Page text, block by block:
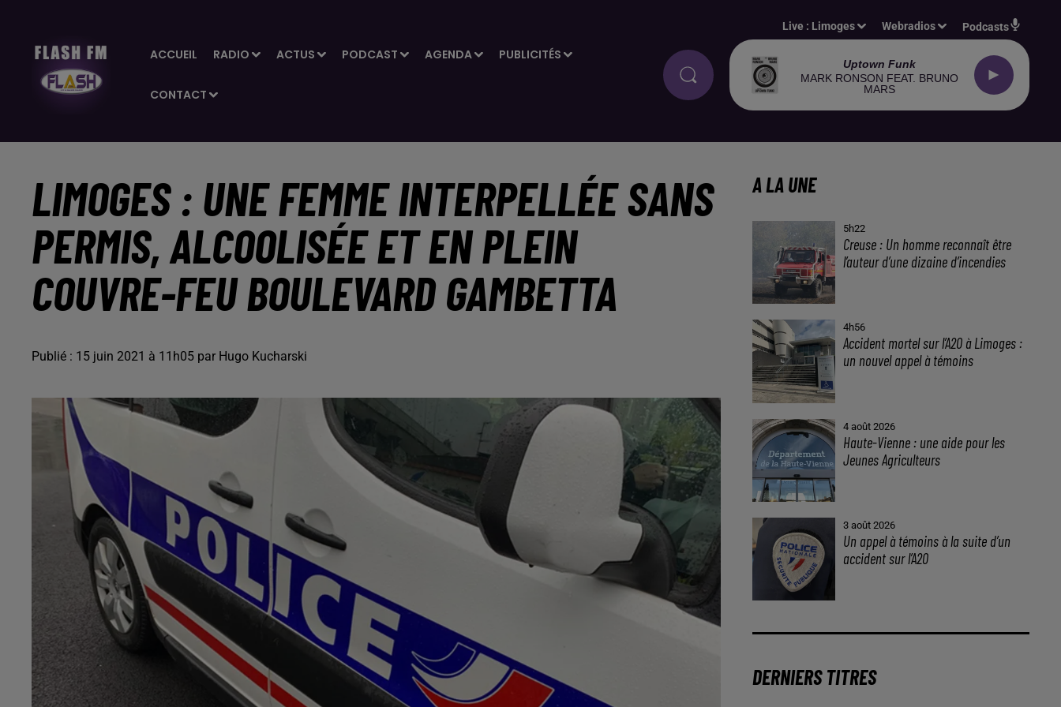
ACCUEIL RADIO ACTUS PODCAST AGENDA PUBLICITÉS
CONTACT
Live : Limoges Webradios Podcasts
Uptown Funk
MARK RONSON FEAT. BRUNO
MARS
LIMOGES : UNE FEMME INTERPELLÉE SANS
PERMIS, ALCOOLISÉE ET EN PLEIN
COUVRE-FEU BOULEVARD GAMBETTA
Publié : 15 juin 2021 à 11h05 par Hugo Kucharski
A LA UNE
5h22
Creuse : Un homme reconnaît être
l’auteur d’une dizaine d’incendies
4h56
Accident mortel sur l’A20 à Limoges :
un nouvel appel à témoins
4 août 2026
Haute-Vienne : une aide pour les
Jeunes Agriculteurs
3 août 2026
Un appel à témoins à la suite d’un
accident sur l’A20
DERNIERS TITRES